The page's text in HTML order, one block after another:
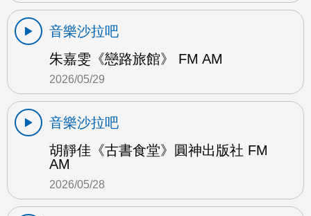
音樂沙拉吧
朱嘉雯《戀路旅館》 FM AM
2026/05/29
音樂沙拉吧
胡靜佳《古書食堂》圓神出版社 FM
AM
2026/05/28